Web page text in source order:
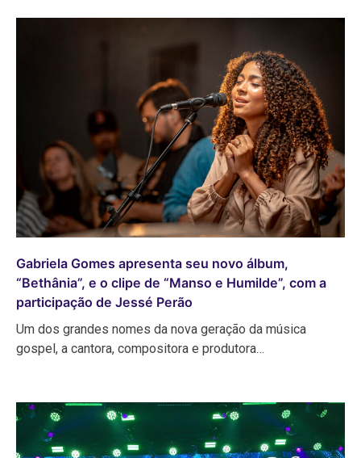
Gabriela Gomes apresenta seu novo álbum,
“Bethânia”, e o clipe de “Manso e Humilde”, com a
participação de Jessé Perão
Um dos grandes nomes da nova geração da música
gospel, a cantora, compositora e produtora…